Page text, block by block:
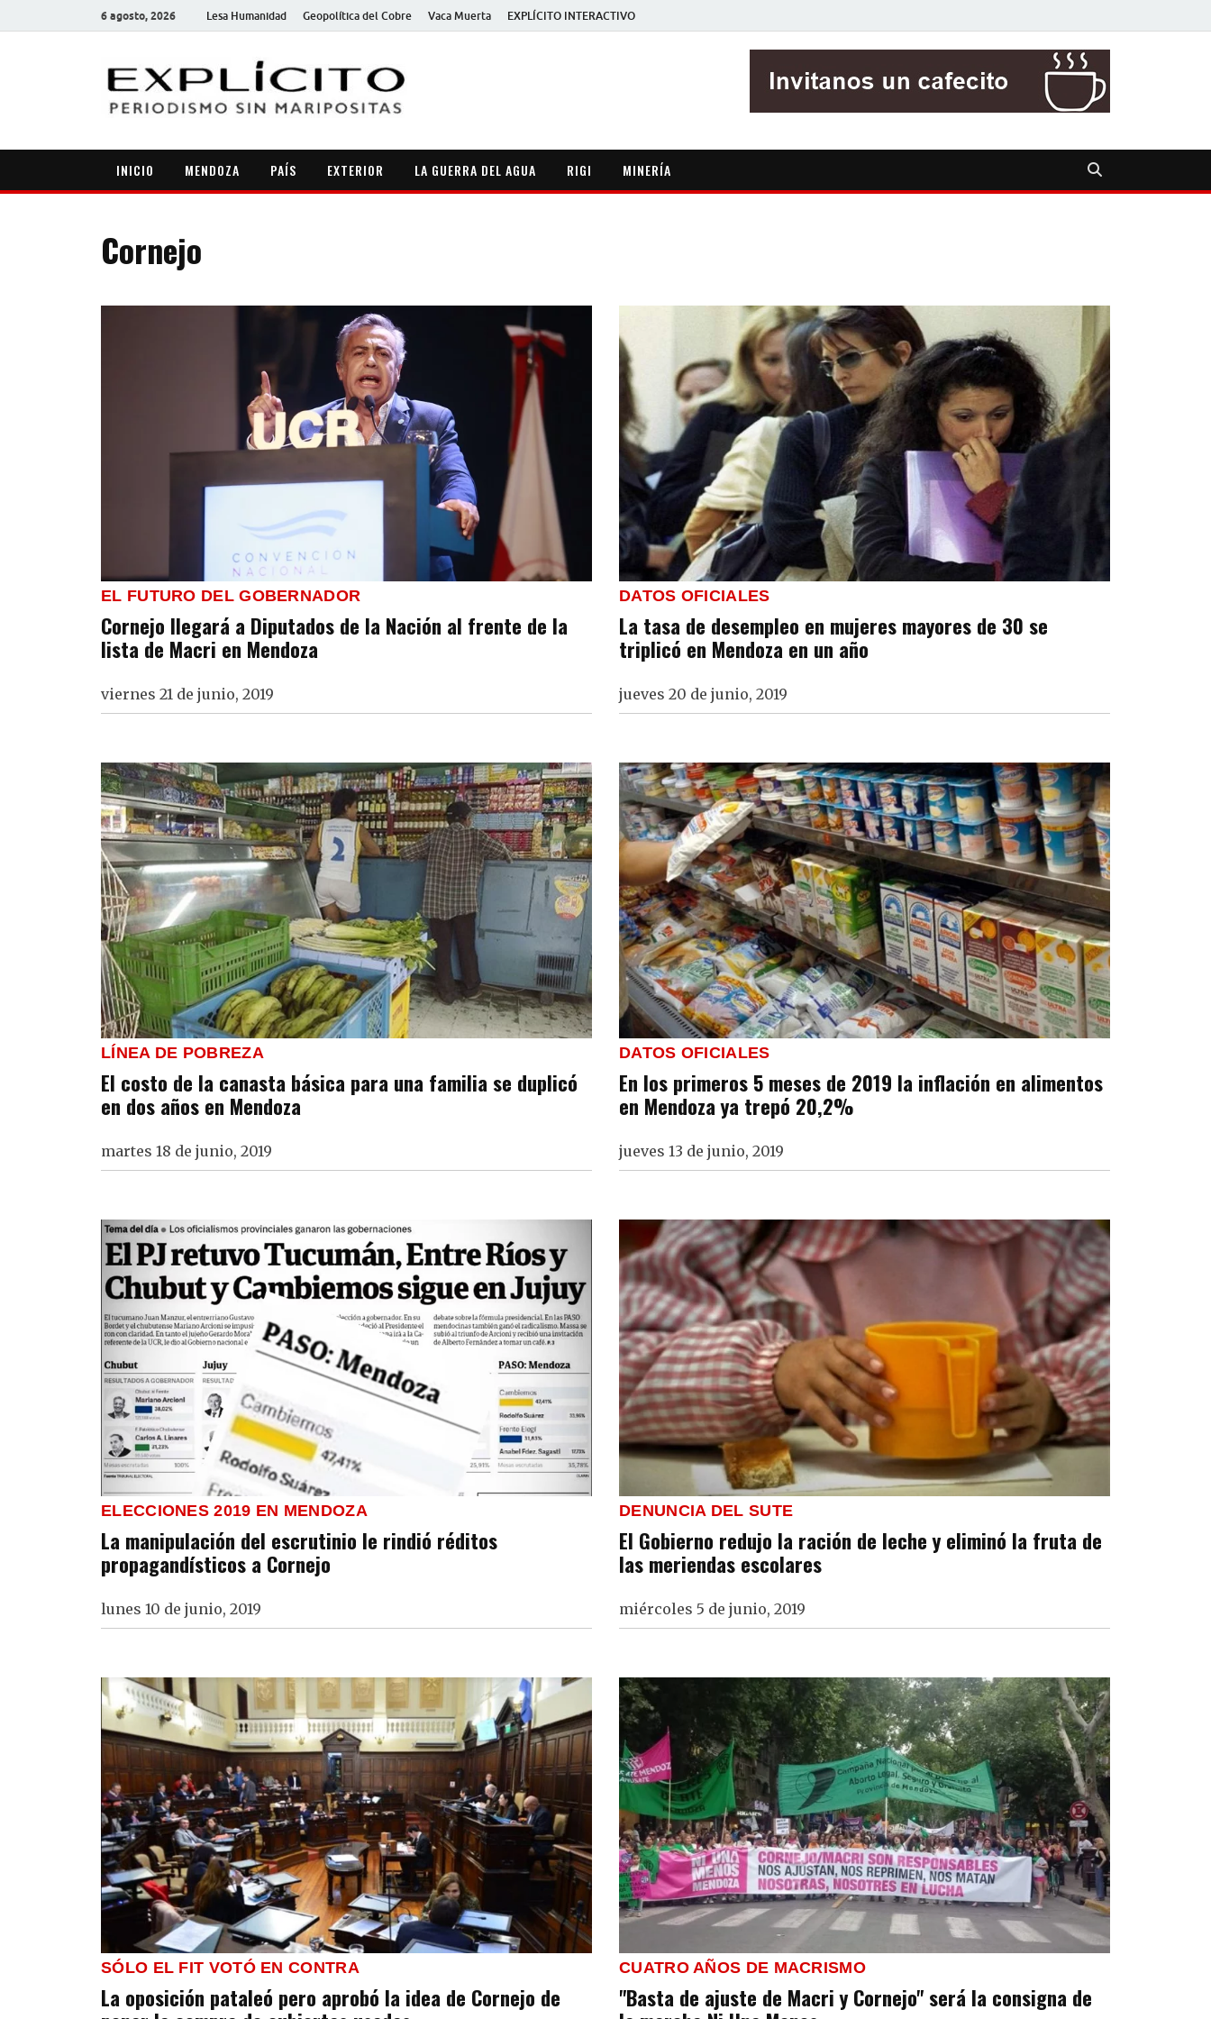
6 agosto, 2026 Lesa Humanidad Geopolítica del Cobre Vaca Muerta EXPLÍCITO INTERACTIVO
INICIO MENDOZA PAÍS EXTERIOR LA GUERRA DEL AGUA RIGI MINERÍA
Cornejo
EL FUTURO DEL GOBERNADOR
Cornejo llegará a Diputados de la Nación al frente de la
lista de Macri en Mendoza
viernes 21 de junio, 2019
DATOS OFICIALES
La tasa de desempleo en mujeres mayores de 30 se
triplicó en Mendoza en un año
jueves 20 de junio, 2019
LÍNEA DE POBREZA
El costo de la canasta básica para una familia se duplicó
en dos años en Mendoza
martes 18 de junio, 2019
DATOS OFICIALES
En los primeros 5 meses de 2019 la inflación en alimentos
en Mendoza ya trepó 20,2%
jueves 13 de junio, 2019
ELECCIONES 2019 EN MENDOZA
La manipulación del escrutinio le rindió réditos
propagandísticos a Cornejo
lunes 10 de junio, 2019
DENUNCIA DEL SUTE
El Gobierno redujo la ración de leche y eliminó la fruta de
las meriendas escolares
miércoles 5 de junio, 2019
SÓLO EL FIT VOTÓ EN CONTRA
La oposición pataleó pero aprobó la idea de Cornejo de
CUATRO AÑOS DE MACRISMO
"Basta de ajuste de Macri y Cornejo" será la consigna de